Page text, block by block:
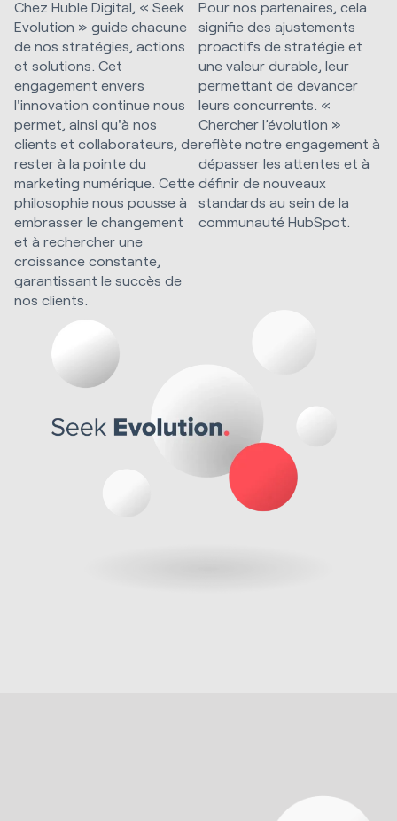
Chez Huble Digital, « Seek
Evolution » guide chacune
de nos stratégies, actions
et solutions. Cet
engagement envers
l'innovation continue nous
permet, ainsi qu'à nos
clients et collaborateurs, de
rester à la pointe du
marketing numérique. Cette
philosophie nous pousse à
embrasser le changement
et à rechercher une
croissance constante,
garantissant le succès de
nos clients.
Pour nos partenaires, cela
signifie des ajustements
proactifs de stratégie et
une valeur durable, leur
permettant de devancer
leurs concurrents. «
Chercher l’évolution »
reflète notre engagement à
dépasser les attentes et à
définir de nouveaux
standards au sein de la
communauté HubSpot.